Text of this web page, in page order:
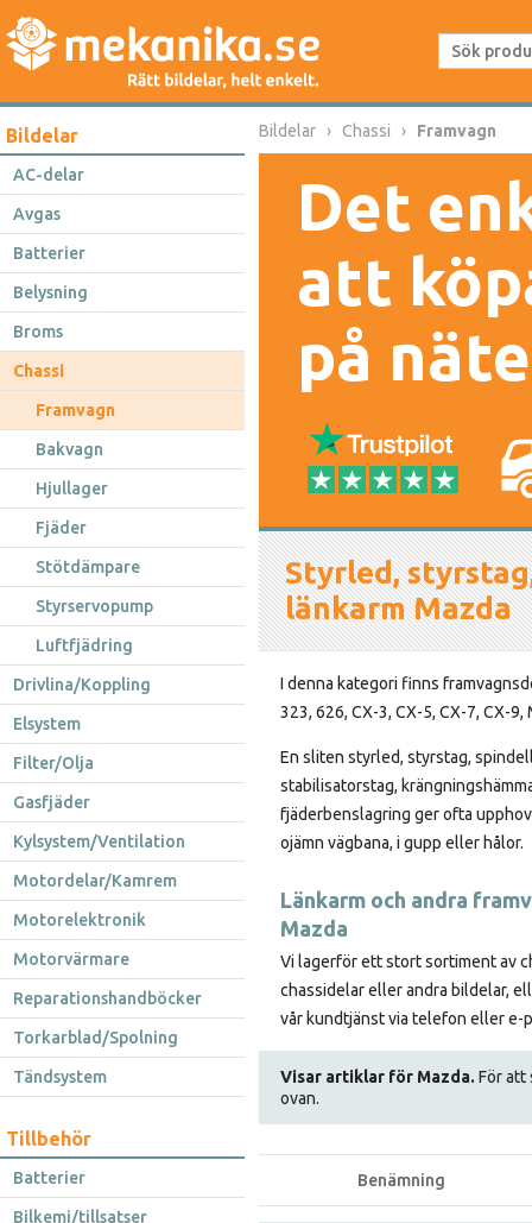
Bildelar
AC-delar
Avgas
Batterier
Belysning
Broms
Chassi
Framvagn
Bakvagn
Hjullager
Fjäder
Stötdämpare
Styrservopump
Luftfjädring
Drivlina/Koppling
Elsystem
Filter/Olja
Gasfjäder
Kylsystem/Ventilation
Motordelar/Kamrem
Motorelektronik
Motorvärmare
Reparationshandböcker
Torkarblad/Spolning
Tändsystem
Tillbehör
Batterier
Bilkemi/tillsatser
Bildelar Chassi Framvagn
Det
att
på
Styrled,
länkarm Mazda
I denna kategori finns
323, 626, CX-3, CX-5, CX-7, CX-
En sliten styrled, styrstag,
stabilisatorstag,
fjäderbenslagring ger ofta
ojämn vägbana, i gupp eller hålor.
Länkarm och andra
Mazda
Vi lagerför ett stort sortiment av
chassidelar eller andra bildelar,
vår kundtjänst via telefon eller e-
Visar artiklar för Mazda. För att
ovan.
Benämning